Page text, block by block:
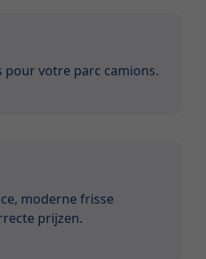
pour votre parc camions.
moderne frisse
prijzen.